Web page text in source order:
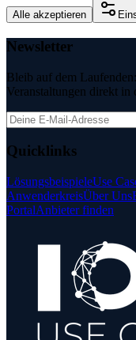
Alle akzeptieren
Newsletter
Bleib auf dem
Veranstaltungen direkt in
Quicklinks
LösungsbeispieleUse
AnwenderkreisÜber Uns
PortalAnbieter finden